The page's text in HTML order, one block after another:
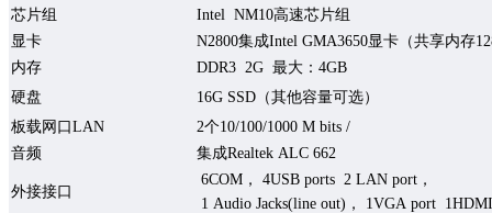
芯片组
Intel NM10高速芯片组
显卡
N2800集成Intel GMA3650显卡（共享内存
内存
DDR3 2G 最大： 4GB
硬盘
16G SSD （其他容量可选）
板载 网口 LAN 2个10/100/1000 M bits /
音频
集成Realtek ALC 662
外接接口
6COM ， 4USB ports 2 LAN port ，
1 Audio Jacks(line out) ， 1VGA port